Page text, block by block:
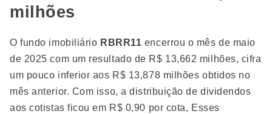
milhões
O fundo imobiliário RBRR11 encerrou o mês de maio
de 2025 com um resultado de R$ 13,662 milhões, cifra
um pouco inferior aos R$ 13,878 milhões obtidos no
mês anterior. Com isso, a distribuição de dividendos
aos cotistas ficou em R$ 0,90 por cota, Esses